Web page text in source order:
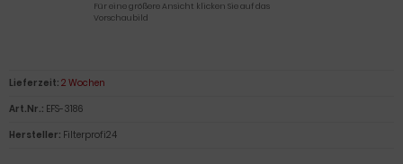
Für eine größere Ansicht klicken Sie auf das
Vorschaubild
Lieferzeit: 2 Wochen
Art.Nr.: EFS-3186
Hersteller: Filterprofi24